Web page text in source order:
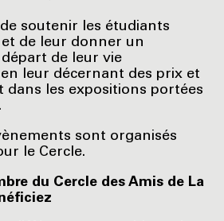
soutenir les étudiants
de leur donner un
de leur vie
leur décernant des prix et
dans les expositions portées
sont organisés
le Cercle.
du Cercle des Amis de La